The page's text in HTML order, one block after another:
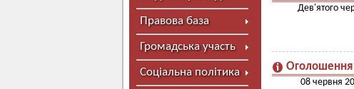
Правова база
Громадська участь
Соціальна політика
Дев'ятого
Оголошення
08 червня